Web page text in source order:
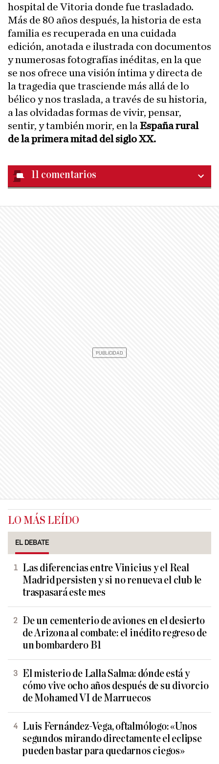
hospital de Vitoria donde fue trasladado.
Más de 80 años después, la historia de esta
familia es recuperada en una cuidada
edición, anotada e ilustrada con documentos
y numerosas fotografías inéditas, en la que
se nos ofrece una visión íntima y directa de
la tragedia que trasciende más allá de lo
bélico y nos traslada, a través de su historia,
a las olvidadas formas de vivir, pensar,
sentir, y también morir, en la España rural
de la primera mitad del siglo XX.
11 comentarios
LO MÁS LEÍDO
EL DEBATE
Las diferencias entre Vinicius y el Real
Madrid persisten y si no renueva el club le
traspasará este mes
De un cementerio de aviones en el desierto
de Arizona al combate: el inédito regreso de
un bombardero B1
El misterio de Lalla Salma: dónde está y
cómo vive ocho años después de su divorcio
de Mohamed VI de Marruecos
Luis Fernández-Vega, oftalmólogo: «Unos
segundos mirando directamente el eclipse
pueden bastar para quedarnos ciegos»